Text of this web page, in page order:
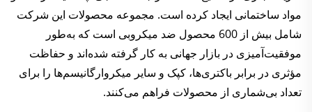
مواد ساختمانی ایجاد کرده است. مجموعه محصولات این شرکت
شامل بیش از 600 محصول ضد میکروبی است که به‌طور
موفقیت‌آمیزی در بازار جهانی به کار گرفته شده‌اند و حفاظت
مؤثری در برابر باکتری‌ها، کپک و سایر میکروارگانیسم‌ها را برای
تعداد بی‌شماری از محصولات فراهم می‌کنند.